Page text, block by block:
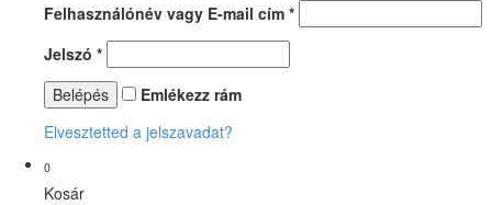
Felhasználónév vagy E-mail cím *
Jelszó *
Emlékezz rám
Elvesztetted a jelszavadat?
0
Kosár